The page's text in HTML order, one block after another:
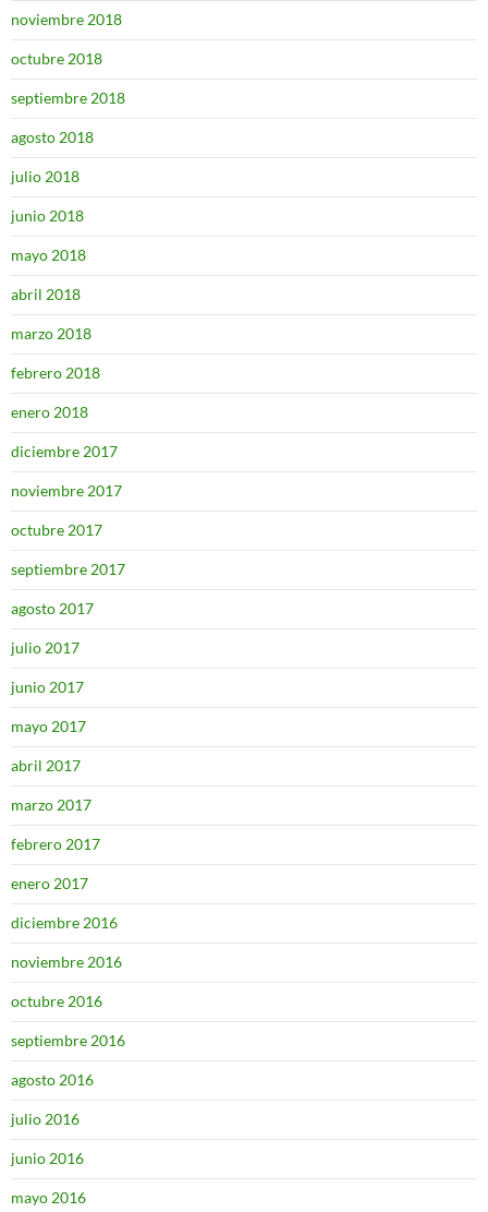
noviembre 2018
octubre 2018
septiembre 2018
agosto 2018
julio 2018
junio 2018
mayo 2018
abril 2018
marzo 2018
febrero 2018
enero 2018
diciembre 2017
noviembre 2017
octubre 2017
septiembre 2017
agosto 2017
julio 2017
junio 2017
mayo 2017
abril 2017
marzo 2017
febrero 2017
enero 2017
diciembre 2016
noviembre 2016
octubre 2016
septiembre 2016
agosto 2016
julio 2016
junio 2016
mayo 2016